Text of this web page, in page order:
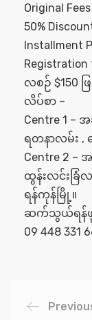
Original
50%
Installment
Registration
လစဉ် $150
လိပ်စာ –
Centre 1 –
ရတနာလမ်း ,
Centre 2 –
ထွန်းလင်းခြံ
ရန်ကုန်မြို့။
ဆက်သွယ်ရန်ဖု
09 448 331